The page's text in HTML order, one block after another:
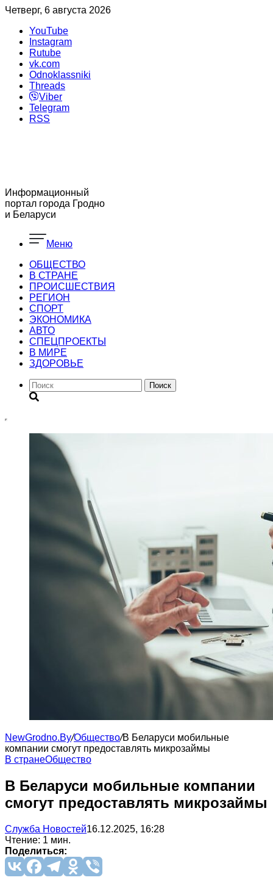
Четверг, 6 августа 2026
YouTube
Instagram
Rutube
vk.com
Odnoklassniki
Threads
Viber
Telegram
RSS
Информационный
портал города Гродно
и Беларуси
Меню
ОБЩЕСТВО
В СТРАНЕ
ПРОИСШЕСТВИЯ
РЕГИОН
CПОРТ
ЭКОНОМИКА
АВТО
СПЕЦПРОЕКТЫ
В МИРЕ
ЗДОРОВЬЕ
Поиск
NewGrodno.By/Общество/В Беларуси мобильные
компании смогут предоставлять микрозаймы
В странеОбщество
В Беларуси мобильные компании
смогут предоставлять микрозаймы
Служба Новостей16.12.2025, 16:28
Чтение: 1 мин.
Поделиться: